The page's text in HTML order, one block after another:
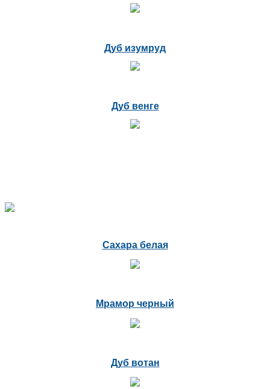
Дуб изумруд
Дуб венге
Сахара белая
Мрамор черный
Дуб вотан